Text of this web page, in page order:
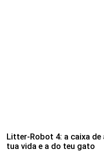
Litter-Robot 4: a caixa
tua vida e a do teu gato